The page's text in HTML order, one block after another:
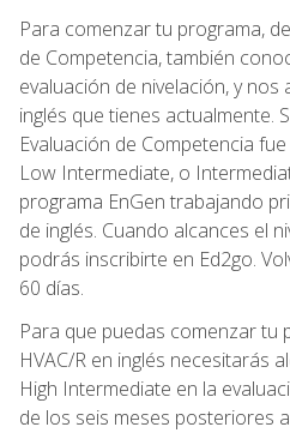
Para comenzar tu programa,
de Competencia, también
evaluación de nivelación, y nos
inglés que tienes actualmente.
Evaluación de Competencia
Low Intermediate, o
programa EnGen trabajando
de inglés. Cuando alcances el
podrás inscribirte en Ed2go.
60 días.
Para que puedas comenzar tu
HVAC/R en inglés necesitarás
High Intermediate en la
de los seis meses posteriores